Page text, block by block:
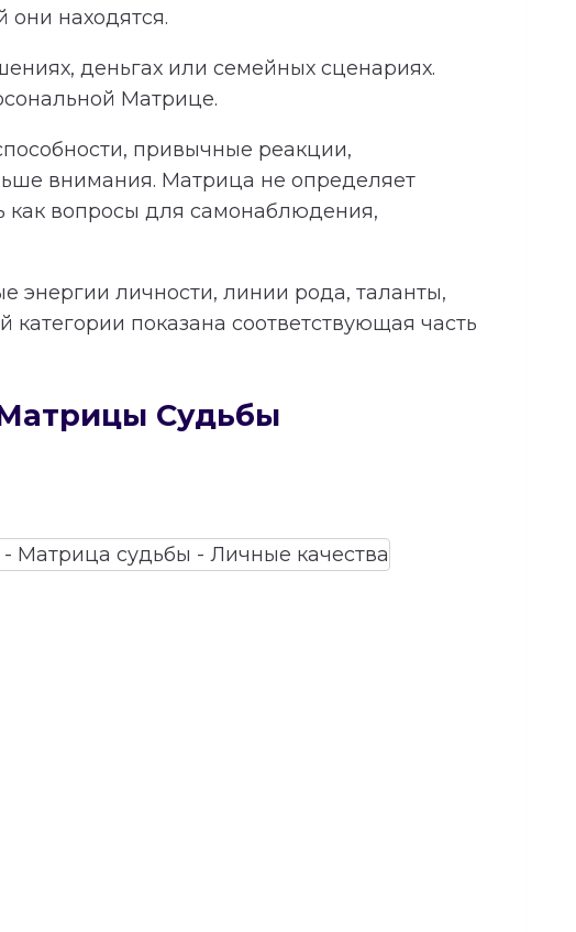
они находятся.
деньгах или семейных сценариях.
Матрице.
привычные реакции,
внимания. Матрица не определяет
как вопросы для самонаблюдения,
энергии личности, линии рода, таланты,
показана соответствующая часть
Судьбы